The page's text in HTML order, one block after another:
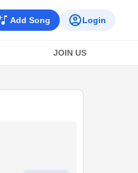
Add Song Login
JOIN US